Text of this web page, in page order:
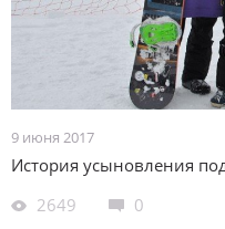
9 июня 2017
История усыновления
2649
0